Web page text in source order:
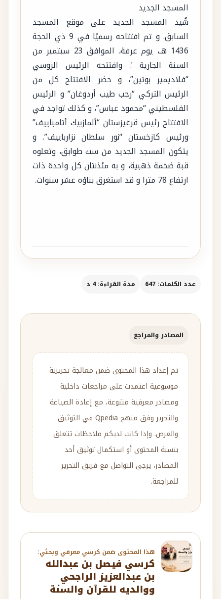
المسجد الجديد
شُيد المسجد الجديد على موقع المسجد
السابق. و تم افتتاحه رسميًا في 9 ذي الحجة
1436 هـ، يوم عرفة، الموافق 23 سبتمبر من
السنة الجارية ؛ وافتتحه الرئيس الروسي
“فلاديمير بوتين”، و حضر الافتتاح كل من
الرئيس التركي “رجب طيب أردوغان” و الرئيس
الفلسطيني “محمود عباس”، و كذلك تواجد في
الافتتاح رئيس قرغيزستان “ألمازبيك أتامباييف”
ورئيس كازخستان “نور سلطان نزارباييف”. و
يتكون المسجد الجديد من ست طوابق، وتعلوه
قبة ضخمة ذهبية، و به مئذنتان كل واحدة ذات
ارتفاع 78 مترا و قد استغرق بناؤه عشر سنوات.
عدد الكلمات: 647 مدة القراءة: 4 د
المصادر والمراجع
تم إعداد هذا المحتوى ضمن معالجة تحريرية
موسوعية اعتمدت على مراجعات داخلية
ومصادر معرفية متنوعة، مع إعادة الصياغة
والتحرير وفق منهج Qpedia في التوثيق
والعرض. وإذا كانت لديكم ملاحظات تتعلق
بنسبة المحتوى أو استكمال توثيق أحد
المصادر، يرجى التواصل مع فريق التحرير
للمراجعة.
هذا المحتوى ضمن كرسي معرفي وبحثي:
كرسي فيصل بن عبدالله
بن عبدالعزيز الراجحي
ووالديه للقرآن والسنة